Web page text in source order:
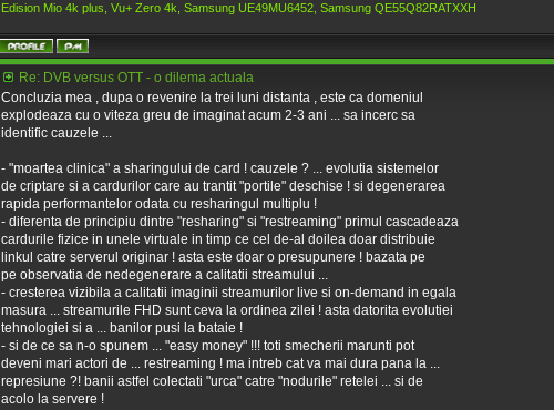
Edision Mio 4k plus, Vu+ Zero 4k, Samsung UE49MU6452, Samsung QE55Q82RATXXH
Re: DVB versus OTT - o dilema actuala
Concluzia mea , dupa o revenire la trei luni distanta , este ca domeniul
explodeaza cu o viteza greu de imaginat acum 2-3 ani ... sa incerc sa
identific cauzele ...
- "moartea clinica" a sharingului de card ! cauzele ? ... evolutia sistemelor
de criptare si a cardurilor care au trantit "portile" deschise ! si degenerarea
rapida performantelor odata cu resharingul multiplu !
- diferenta de principiu dintre "resharing" si "restreaming" primul cascadeaza
cardurile fizice in unele virtuale in timp ce cel de-al doilea doar distribuie
linkul catre serverul originar ! asta este doar o presupunere ! bazata pe
pe observatia de nedegenerare a calitatii streamului ...
- cresterea vizibila a calitatii imaginii streamurilor live si on-demand in egala
masura ... streamurile FHD sunt ceva la ordinea zilei ! asta datorita evolutiei
tehnologiei si a ... banilor pusi la bataie !
- si de ce sa n-o spunem ... "easy money" !!! toti smecherii marunti pot
deveni mari actori de ... restreaming ! ma intreb cat va mai dura pana la ...
represiune ?! banii astfel colectati "urca" catre "nodurile" retelei ... si de
acolo la servere !